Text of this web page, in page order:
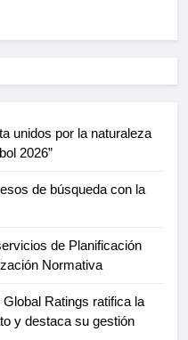
unidos por la naturaleza
2026”
de búsqueda con la
de Planificación
Normativa
Ratings ratifica la
y destaca su gestión